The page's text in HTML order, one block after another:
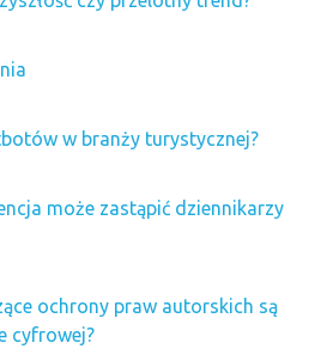
w branży turystycznej?
może zastąpić dziennikarzy
ochrony praw autorskich są
cyfrowej?